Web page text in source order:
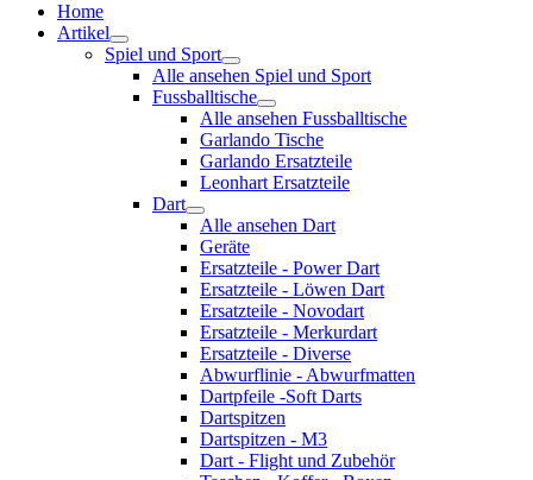
Home
Artikel
Spiel und Sport
Alle ansehen Spiel und Sport
Fussballtische
Alle ansehen Fussballtische
Garlando Tische
Garlando Ersatzteile
Leonhart Ersatzteile
Dart
Alle ansehen Dart
Geräte
Ersatzteile - Power Dart
Ersatzteile - Löwen Dart
Ersatzteile - Novodart
Ersatzteile - Merkurdart
Ersatzteile - Diverse
Abwurflinie - Abwurfmatten
Dartpfeile -Soft Darts
Dartspitzen
Dartspitzen - M3
Dart - Flight und Zubehör